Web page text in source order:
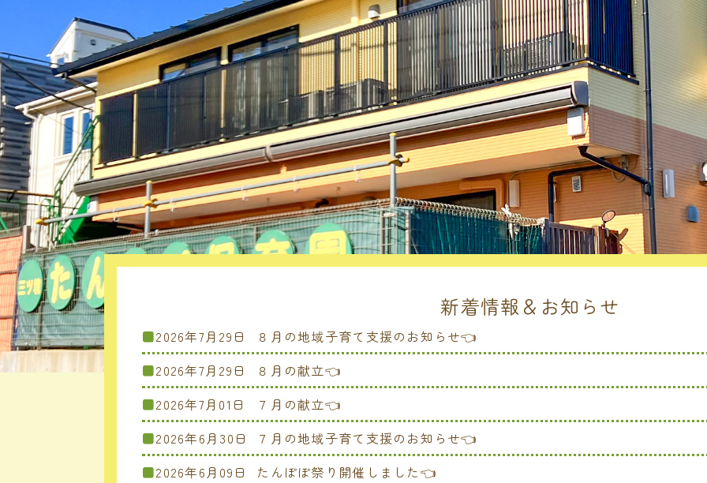
新着情報＆お知らせ
2026年7月29日
８月の地域子育て支援のお知らせ👈
2026年7月29日
８月の献立👈
2026年7月01日
７月の献立👈
2026年6月30日
７月の地域子育て支援のお知らせ👈
2026年6月09日
たんぽぽ祭り開催しました👈